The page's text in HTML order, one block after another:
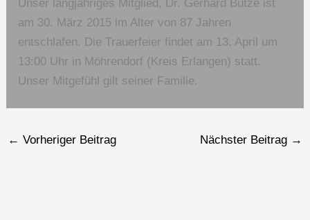
Unser langjähriges Mitglied, Dr. Gerhard Butze ist
am 30. März 2015 im Alter von 87 Jahren
entschlafen. Die Trauerfeier findet am 13. April um
13:00 Uhr in Möhrendorf (Kreis Erlangen) statt.
Unser Mitgefühl gilt seiner Familie.
← Vorheriger Beitrag Nächster Beitrag →